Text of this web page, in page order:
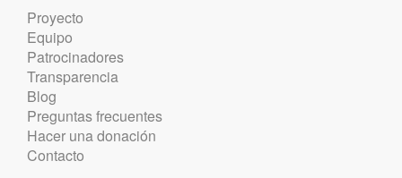
Proyecto
Equipo
Patrocinadores
Transparencia
Blog
Preguntas frecuentes
Hacer una donación
Contacto